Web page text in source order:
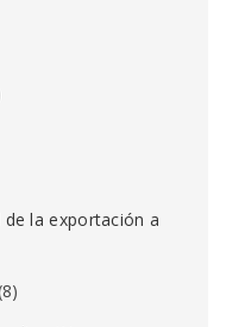
la exportación a